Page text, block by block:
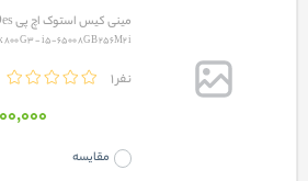
مینی کیس استوک اچ پی HP ProDes...
800 G3 - i5-6500 8GB 256M2 i...
1 نفر
مقایسه